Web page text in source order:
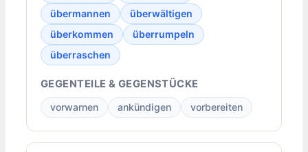
übermannen
überwältigen
überkommen
überrumpeln
überraschen
GEGENTEILE & GEGENSTÜCKE
vorwarnen ankündigen vorbereiten